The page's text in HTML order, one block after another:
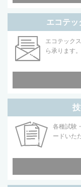
エコテッ
エコテックス
ら承ります。
各種試験
ードいた